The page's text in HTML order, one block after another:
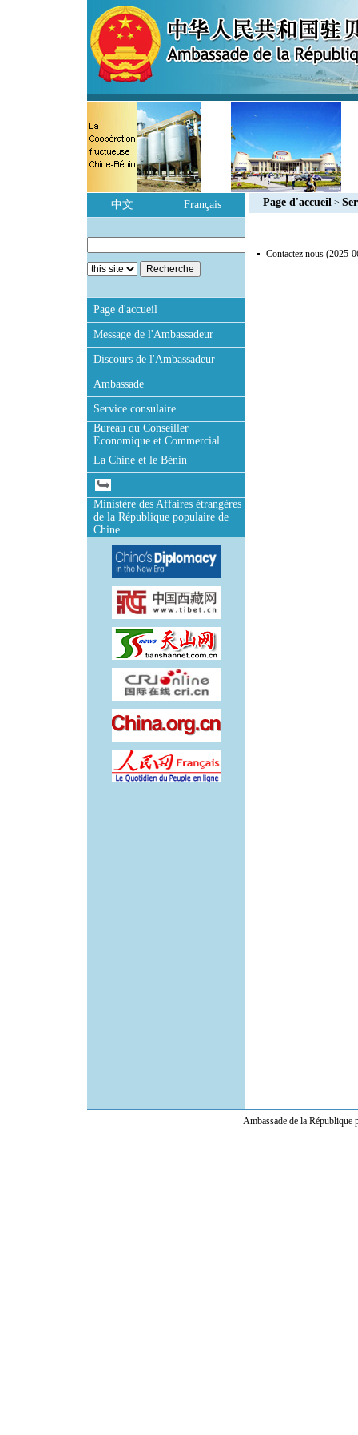
中文 Français
Page d'accueil
Message de l'Ambassadeur
Discours de l'Ambassadeur
Ambassade
Service consulaire
Bureau du Conseiller
Economique et Commercial
La Chine et le Bénin
Ministère des Affaires étrangères
de la République populaire de
Chine
Page d'accueil >
Contactez nous (2025-
Ambassade de la République